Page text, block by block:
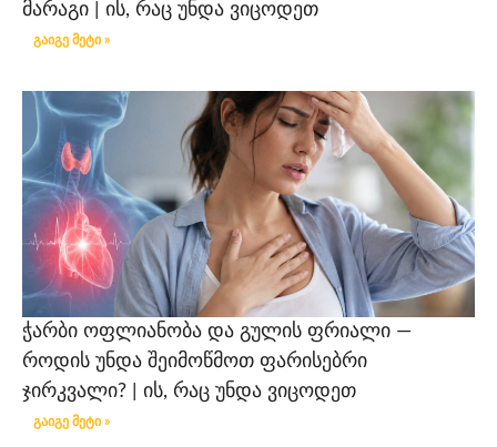
მარაგი | ის, რაც უნდა ვიცოდეთ
გაიგე მეტი »
ჭარბი ოფლიანობა და გულის ფრიალი —
როდის უნდა შეიმოწმოთ ფარისებრი
ჯირკვალი? | ის, რაც უნდა ვიცოდეთ
გაიგე მეტი »